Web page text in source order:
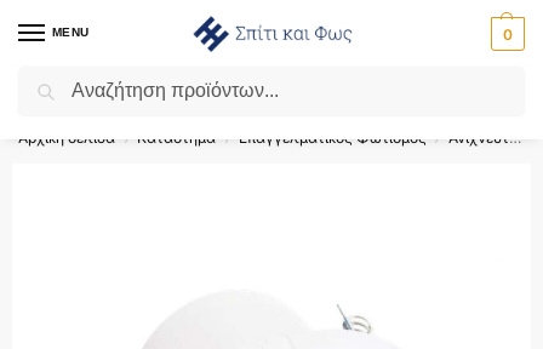
MENU 0
Flash Sale ⚡ 10% Έκπτωση με τον κωδικό ‘SPRING’!
Αρχική σελίδα / Κατάστημα / Επαγγελματικός Φωτισμός / Ανιχνευτές Κίνησης & Αυτοματισμοί Φωτισμού